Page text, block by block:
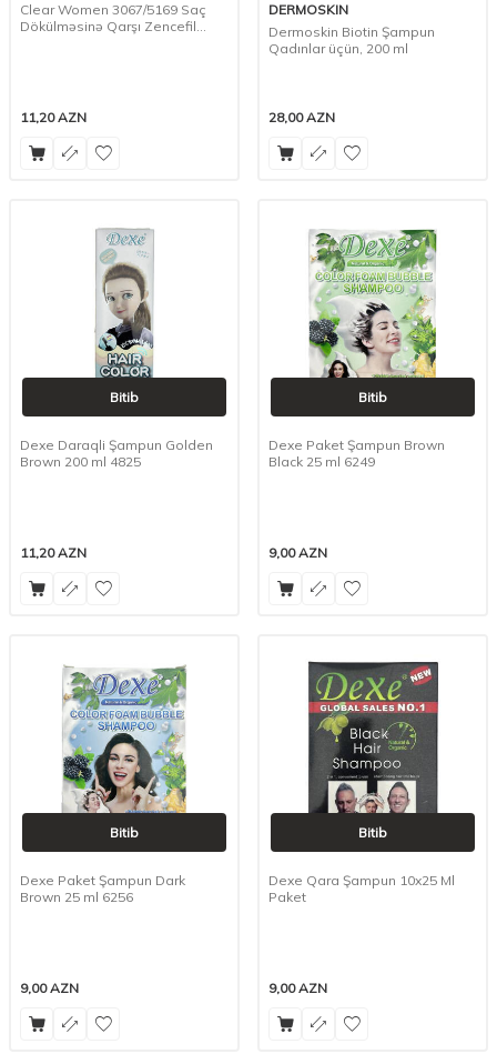
Clear Women 3067/5169 Saç
Dökülməsinə Qarşı Zencefil
11,20AZN
DERMOSKIN
Dermoskin Biotin Şampun
Qadınlar üçün, 200 ml
28,00AZN
Bitib
Dexe Daraqli Şampun Golden
Brown 200 ml 4825
11,20AZN
Bitib
Dexe Paket Şampun Brown
Black 25 ml 6249
9,00AZN
Bitib
Dexe Paket Şampun Dark
Brown 25 ml 6256
9,00AZN
Bitib
Dexe Qara Şampun 10x25 Ml
Paket
9,00AZN